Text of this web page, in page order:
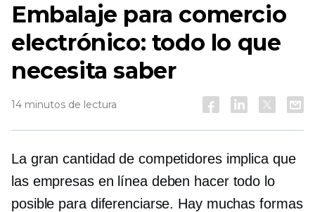
Embalaje para comercio
electrónico: todo lo que
necesita saber
14 minutos de lectura
La gran cantidad de competidores implica que
las empresas en línea deben hacer todo lo
posible para diferenciarse. Hay muchas formas